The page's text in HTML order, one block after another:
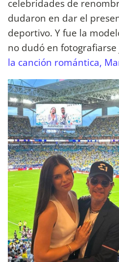
celebridades de
dudaron en dar el
deportivo. Y fue la
no dudó en
la canción romántica,